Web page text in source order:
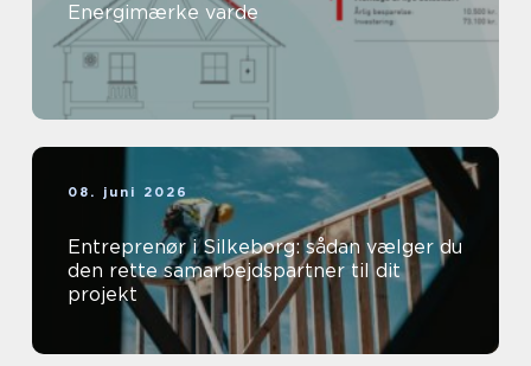
Energimærke varde
08. juni 2026
Entreprenør i Silkeborg: sådan vælger du
den rette samarbejdspartner til dit
projekt